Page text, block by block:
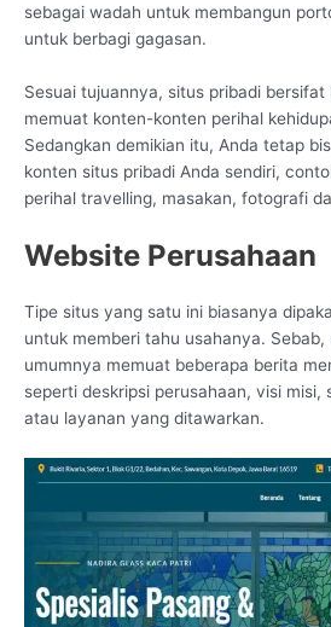
sebagai wadah untuk membangun
untuk berbagi gagasan.
Sesuai tujuannya, situs pribadi
memuat konten-konten perihal
Sedangkan demikian itu, Anda tetap
konten situs pribadi Anda sendiri,
perihal travelling, masakan, fotografi
Website Perusahaan
Tipe situs yang satu ini biasanya
untuk memberi tahu usahanya. Sebab,
umumnya memuat beberapa berita
seperti deskripsi perusahaan, visi misi,
atau layanan yang ditawarkan.